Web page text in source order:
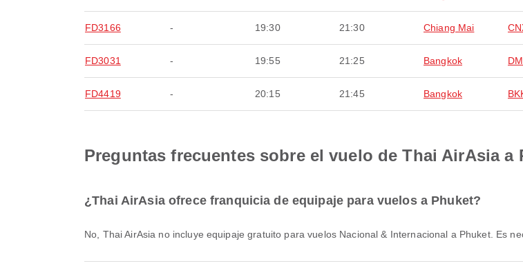
FD3166 - 19:30 21:30 Chiang Mai
FD3031 - 19:55 21:25 Bangkok
FD4419 - 20:15 21:45 Bangkok
Preguntas frecuentes sobre el vuelo de Thai AirAsia a
¿Thai AirAsia ofrece franquicia de equipaje para vuelos a Phuket?
No, Thai AirAsia no incluye equipaje gratuito para vuelos Nacional & Internacional a Phuket. Es